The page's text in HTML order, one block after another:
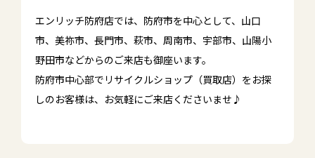
エンリッチ防府店では、防府市を中心として、山口
市、美祢市、長門市、萩市、周南市、宇部市、山陽小
野田市などからのご来店も御座います。
防府市中心部でリサイクルショップ（買取店）をお探
しのお客様は、お気軽にご来店くださいませ♪